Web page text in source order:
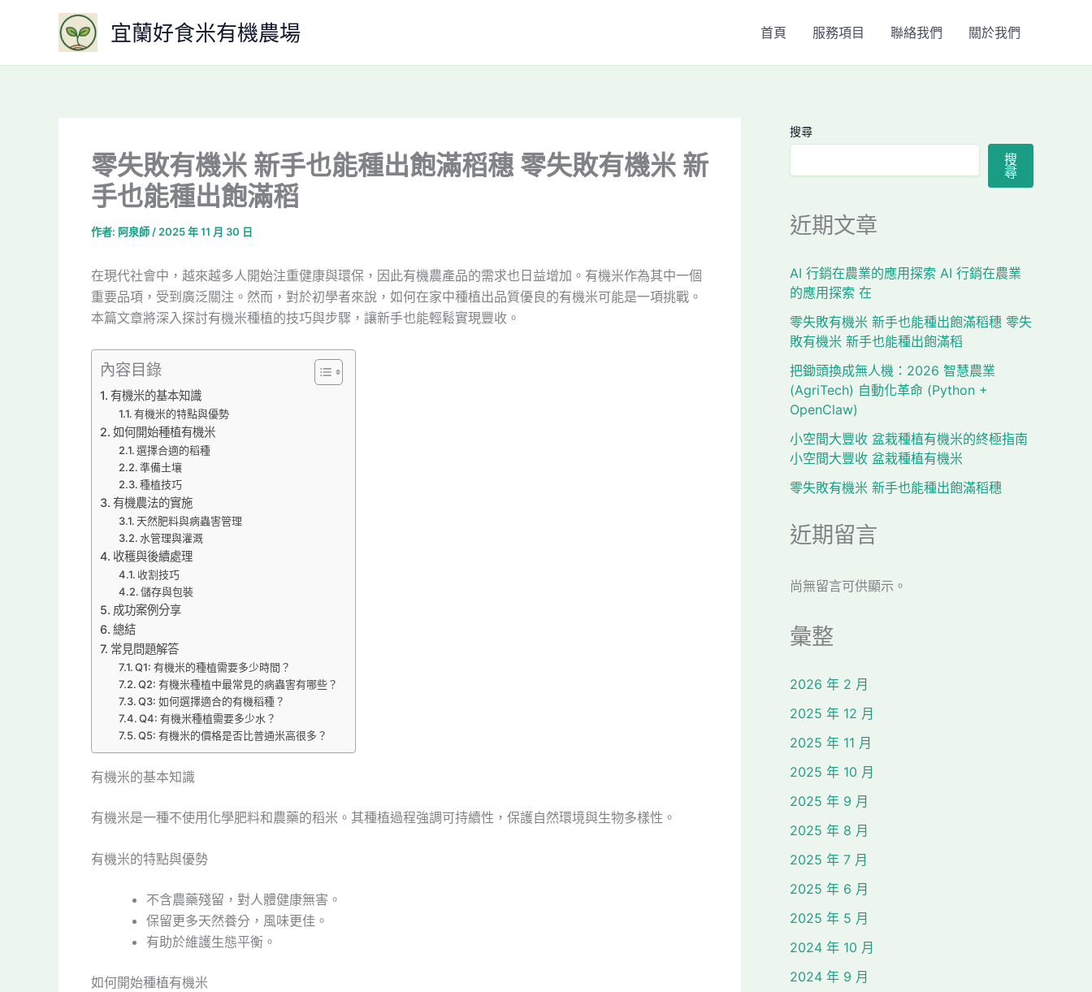
宜蘭好食米有機農場 首頁 服務項目 聯絡我們 關於我們
零失敗有機米 新手也能種出飽滿稻穗 零失敗有機米 新
手也能種出飽滿稻
作者: 阿泉師 / 2025 年 11 月 30 日
在現代社會中，越來越多人開始注重健康與環保，因此有機農產品的需求也日益增加。有機米作為其中一個
重要品項，受到廣泛關注。然而，對於初學者來說，如何在家中種植出品質優良的有機米可能是一項挑戰。
本篇文章將深入探討有機米種植的技巧與步驟，讓新手也能輕鬆實現豐收。
內容目錄
有機米的基本知識
有機米的特點與優勢
如何開始種植有機米
選擇合適的稻種
準備土壤
種植技巧
有機農法的實施
天然肥料與病蟲害管理
水管理與灌溉
收穫與後續處理
收割技巧
儲存與包裝
成功案例分享
總結
常見問題解答
Q1: 有機米的種植需要多少時間？
Q2: 有機米種植中最常見的病蟲害有哪些？
Q3: 如何選擇適合的有機稻種？
Q4: 有機米種植需要多少水？
Q5: 有機米的價格是否比普通米高很多？
有機米的基本知識
有機米是一種不使用化學肥料和農藥的稻米。其種植過程強調可持續性，保護自然環境與生物多樣性。
有機米的特點與優勢
不含農藥殘留，對人體健康無害。
保留更多天然養分，風味更佳。
有助於維護生態平衡。
如何開始種植有機米
搜尋
搜
尋
近期文章
AI 行銷在農業的應用探索 AI 行銷在農業
的應用探索 在
零失敗有機米 新手也能種出飽滿稻穗 零失
敗有機米 新手也能種出飽滿稻
把鋤頭換成無人機：2026 智慧農業
(AgriTech) 自動化革命 (Python +
OpenClaw)
小空間大豐收 盆栽種植有機米的終極指南
小空間大豐收 盆栽種植有機米
零失敗有機米 新手也能種出飽滿稻穗
近期留言
尚無留言可供顯示。
彙整
2026 年 2 月
2025 年 12 月
2025 年 11 月
2025 年 10 月
2025 年 9 月
2025 年 8 月
2025 年 7 月
2025 年 6 月
2025 年 5 月
2024 年 10 月
2024 年 9 月